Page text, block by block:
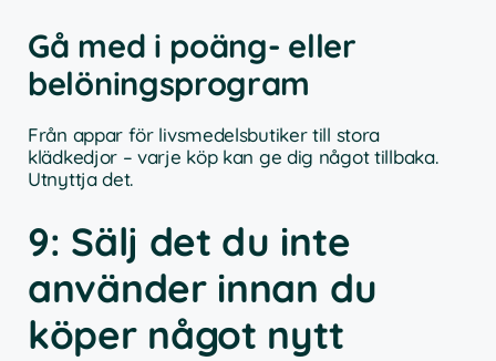
Gå med i poäng- eller
belöningsprogram
Från appar för livsmedelsbutiker till stora
klädkedjor – varje köp kan ge dig något tillbaka.
Utnyttja det.
9: Sälj det du inte
använder innan du
köper något nytt